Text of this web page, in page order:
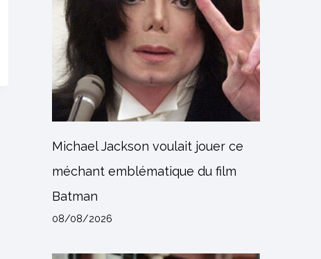
Michael Jackson voulait jouer ce
méchant emblématique du film
Batman
08/08/2026